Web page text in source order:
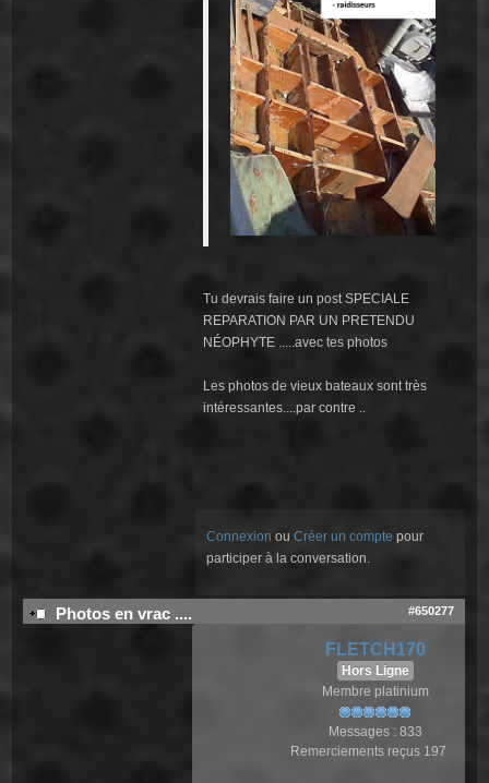
Tu devrais faire un post SPECIALE
REPARATION PAR UN PRETENDU
NÉOPHYTE .....avec tes photos
Les photos de vieux bateaux sont très
intéressantes....par contre ..
Connexion ouCréer un compte pour
participer à la conversation.
Photos en vrac .... #650277
FLETCH170
Hors Ligne
Membre platinium
Messages : 833
Remerciements reçus 197